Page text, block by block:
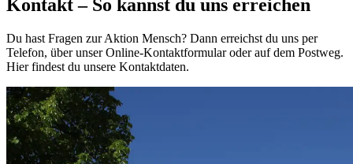
Kontakt– So kannst du uns erreichen
Du hast Fragen zur Aktion Mensch? Dann erreichst du uns per
Telefon, über unser Online-Kontaktformular oder auf dem Postweg.
Hier findest du unsere Kontaktdaten.